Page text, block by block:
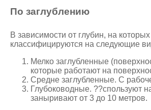
По заглублению
В зависимости от глубин, на
классифицируются на следующие
Мелко заглубленные
которые работают на
Средне заглубленные. С
Глубоководные. ??спользуют
заныривают от 3 до 10 метров.